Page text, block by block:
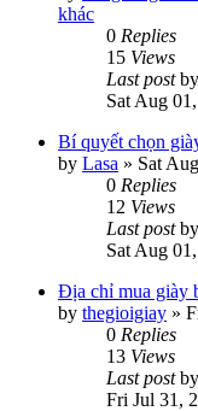
khác
0 Replies
15 Views
Last postby
Sat Aug
Bí quyết chọn
by Lasa » Sat
0 Replies
12 Views
Last postby
Sat Aug
Địa chỉ mua giày
by thegioigiay »
0 Replies
13 Views
Last postby
Fri Jul 31,